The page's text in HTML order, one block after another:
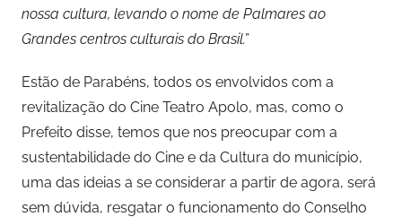
nossa cultura, levando o nome de Palmares ao
Grandes centros culturais do Brasil.”
Estão de Parabéns, todos os envolvidos com a
revitalização do Cine Teatro Apolo, mas, como o
Prefeito disse, temos que nos preocupar com a
sustentabilidade do Cine e da Cultura do município,
uma das ideias a se considerar a partir de agora, será
sem dúvida, resgatar o funcionamento do Conselho